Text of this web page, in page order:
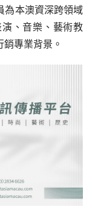
為本澳資深跨領域
、音樂、藝術教
專業背景。